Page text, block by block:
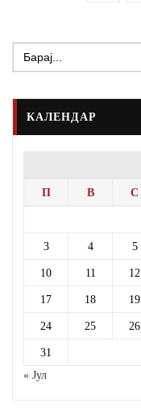
Search
for:
КАЛЕНДАР
П В С
3 4 5
10 11 12
17 18 19
24 25 26
31
« Јул